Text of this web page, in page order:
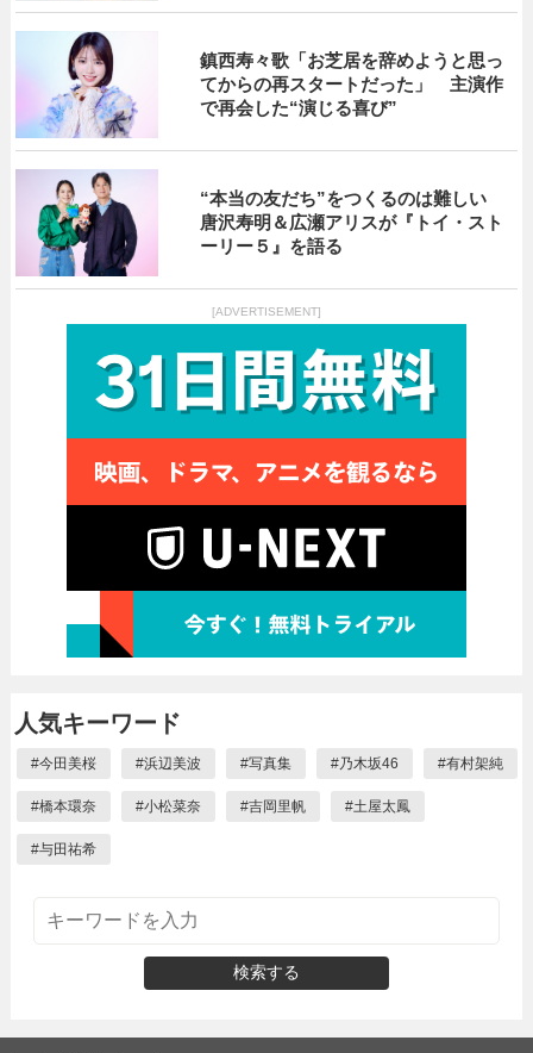
鎮西寿々歌「お芝居を辞めようと思っ
てからの再スタートだった」 主演作
で再会した“演じる喜び”
“本当の友だち”をつくるのは難しい
唐沢寿明＆広瀬アリスが『トイ・スト
ーリー５』を語る
[ADVERTISEMENT]
人気キーワード
#今田美桜 #浜辺美波 #写真集 #乃木坂46 #有村架純
#橋本環奈 #小松菜奈 #吉岡里帆 #土屋太鳳
#与田祐希
検索する